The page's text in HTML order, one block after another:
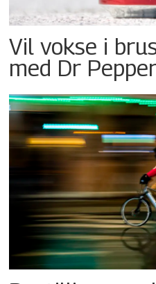
Vil vokse i
med Dr